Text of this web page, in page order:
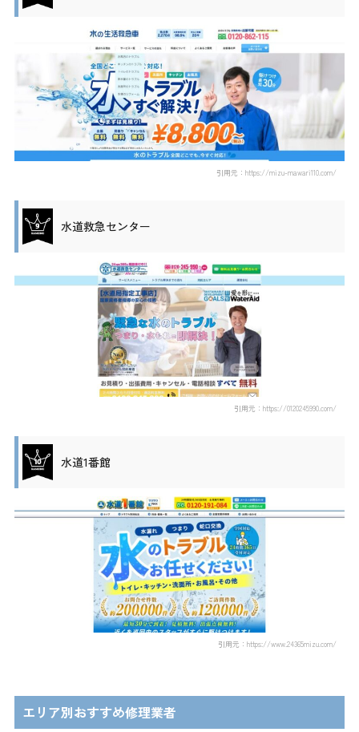
引用元：https://mizu-mawari110.com/
水道救急センター
引用元：https://0120245990.com/
水道1番館
引用元：https://www.24365mizu.com/
エリア別おすすめ修理業者